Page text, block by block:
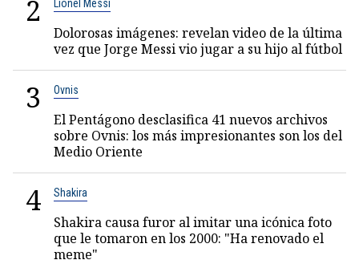
2 Lionel Messi
Dolorosas imágenes: revelan video de la última
vez que Jorge Messi vio jugar a su hijo al fútbol
3 Ovnis
El Pentágono desclasifica 41 nuevos archivos
sobre Ovnis: los más impresionantes son los del
Medio Oriente
4 Shakira
Shakira causa furor al imitar una icónica foto
que le tomaron en los 2000: "Ha renovado el
meme"